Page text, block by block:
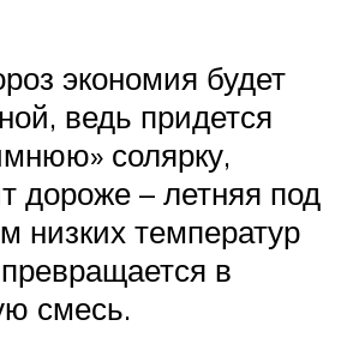
экономия будет
ведь придется
солярку,
дороже – летняя под
низких температур
в
смесь.